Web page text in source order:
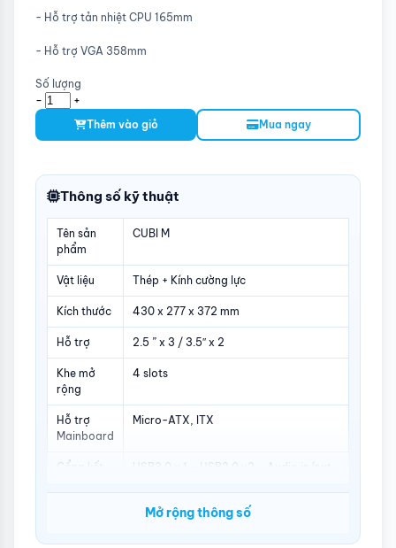
- Hỗ trợ tản nhiệt CPU 165mm
- Hỗ trợ VGA 358mm
Số lượng
- +
Thêm vào giỏ Mua ngay
Thông số kỹ thuật
Tên sản
phẩm
CUBI M
Vật liệu Thép + Kính cường lực
Kích thước 430 x 277 x 372 mm
Hỗ trợ 2.5 ” x 3 / 3.5″ x 2
Khe mở
rộng
4 slots
Hỗ trợ
Mainboard
Micro-ATX, ITX
Cổng kết
USB3.0 x 1 – USB2.0 x2 – Audio in/out
165 mm
Mở rộng thông số